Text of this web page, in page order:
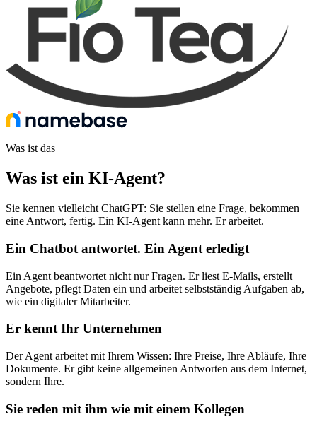
Was ist das
Was ist ein KI-Agent?
Sie kennen vielleicht ChatGPT: Sie stellen eine Frage, bekommen
eine Antwort, fertig. Ein KI-Agent kann mehr. Er arbeitet.
Ein Chatbot antwortet. Ein Agent erledigt
Ein Agent beantwortet nicht nur Fragen. Er liest E-Mails, erstellt
Angebote, pflegt Daten ein und arbeitet selbstständig Aufgaben ab,
wie ein digitaler Mitarbeiter.
Er kennt Ihr Unternehmen
Der Agent arbeitet mit Ihrem Wissen: Ihre Preise, Ihre Abläufe, Ihre
Dokumente. Er gibt keine allgemeinen Antworten aus dem Internet,
sondern Ihre.
Sie reden mit ihm wie mit einem Kollegen